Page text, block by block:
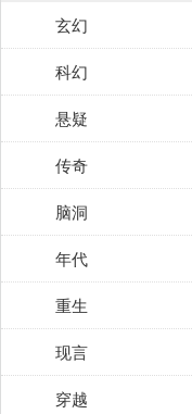
玄幻
科幻
悬疑
传奇
脑洞
年代
重生
现言
穿越